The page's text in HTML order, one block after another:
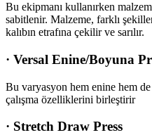
Bu ekipmanı kullanırken
sabitlenir. Malzeme, farklı
kalıbın etrafına çekilir ve sarılır.
· Versal Enine/Boyuna
Bu varyasyon hem enine hem
çalışma özelliklerini birleştirir
· Stretch Draw Press